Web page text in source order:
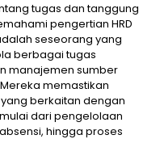
tugas dan tanggung
pengertian HRD
seseorang yang
berbagai tugas
manajemen sumber
memastikan
berkaitan dengan
dari pengelolaan
hingga proses